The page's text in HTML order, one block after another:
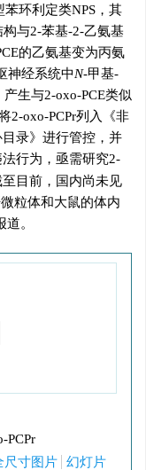
苯环利定类NPS，其
与2-苯基-2-乙氨基
的乙氨基变为丙氨
神经系统中N-甲基-
生与2-oxo-PCE类似
2-oxo-PCPr列入《非
录》进行管控，并
行为，亟需研究2-
目前，国内尚未见
粒体和大鼠的体内
。
PCPr
尺寸图片 幻灯片